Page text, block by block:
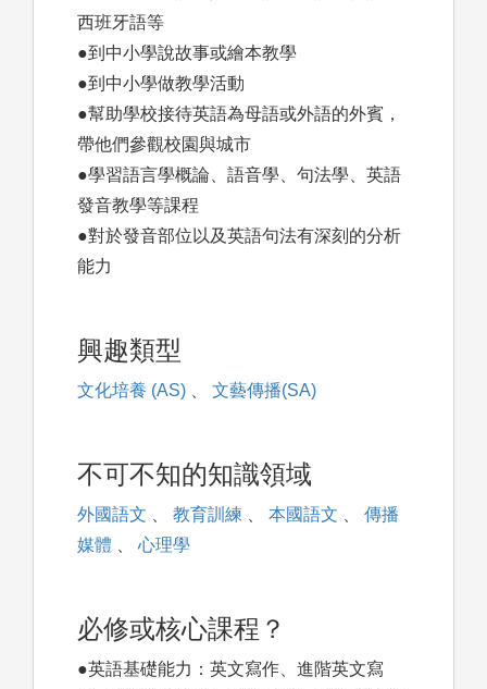
西班牙語等
●到中小學說故事或繪本教學
●到中小學做教學活動
●幫助學校接待英語為母語或外語的外賓，
帶他們參觀校園與城市
●學習語言學概論、語音學、句法學、英語
發音教學等課程
●對於發音部位以及英語句法有深刻的分析
能力
興趣類型
文化培養 (AS) 、 文藝傳播(SA)
不可不知的知識領域
外國語文 、 教育訓練 、 本國語文 、
傳播
媒體 、 心理學
必修或核心課程？
●英語基礎能力：英文寫作、進階英文寫